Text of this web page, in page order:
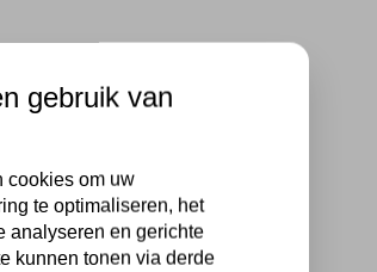
gebruik van
cookies om uw
te optimaliseren, het
analyseren en gerichte
kunnen tonen via derde